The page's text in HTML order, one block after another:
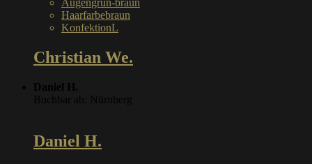
Haarfarbebraun
KonfektionL
Christian We.
Daniel H.
Buchbar ab: Nürnberg
Daniel H.